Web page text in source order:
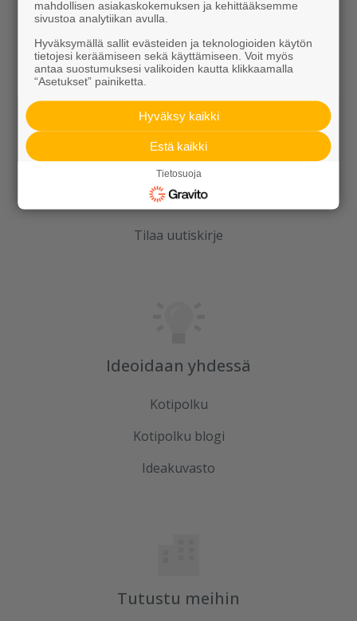
Rudus
Uutiset
Referenssit
Tilaa uutiskirje
Ideoidaan yhdessä
Kotipolku
Kotipolku blogi
Ideakuvasto
Tutustu meihin
mahdollisen asiakaskokemuksen ja kehittääksemme
sivustoa analytiikan avulla.
Hyväksymällä sallit evästeiden ja teknologioiden käytön
tietojesi keräämiseen sekä käyttämiseen. Voit myös
antaa suostumuksesi valikoiden kautta klikkaamalla
“Asetukset” painiketta.
Hyväksy kaikki
Estä kaikki
Tietosuoja